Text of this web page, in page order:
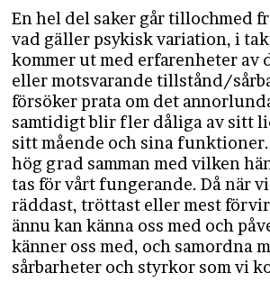
En hel del saker går tillochmed
vad gäller psykisk variation, i
kommer ut med erfarenheter av
eller motsvarande tillstånd/
försöker prata om det
samtidigt blir fler dåliga av sitt
sitt mående och sina
hög grad samman med vilken
tas för vårt fungerande. Då när
räddast, tröttast eller mest
ännu kan känna oss med och
känner oss med, och samordna
sårbarheter och styrkor som vi